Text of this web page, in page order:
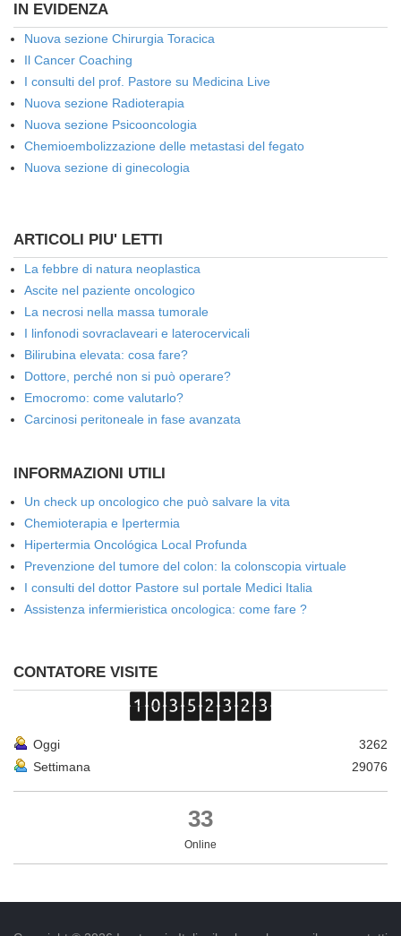
IN EVIDENZA
Nuova sezione Chirurgia Toracica
Il Cancer Coaching
I consulti del prof. Pastore su Medicina Live
Nuova sezione Radioterapia
Nuova sezione Psicooncologia
Chemioembolizzazione delle metastasi del fegato
Nuova sezione di ginecologia
ARTICOLI PIU' LETTI
La febbre di natura neoplastica
Ascite nel paziente oncologico
La necrosi nella massa tumorale
I linfonodi sovraclaveari e laterocervicali
Bilirubina elevata: cosa fare?
Dottore, perché non si può operare?
Emocromo: come valutarlo?
Carcinosi peritoneale in fase avanzata
INFORMAZIONI UTILI
Un check up oncologico che può salvare la vita
Chemioterapia e Ipertermia
Hipertermia Oncológica Local Profunda
Prevenzione del tumore del colon: la colonscopia virtuale
I consulti del dottor Pastore sul portale Medici Italia
Assistenza infermieristica oncologica: come fare ?
CONTATORE VISITE
Oggi
3262
Settimana
29076
33
Online